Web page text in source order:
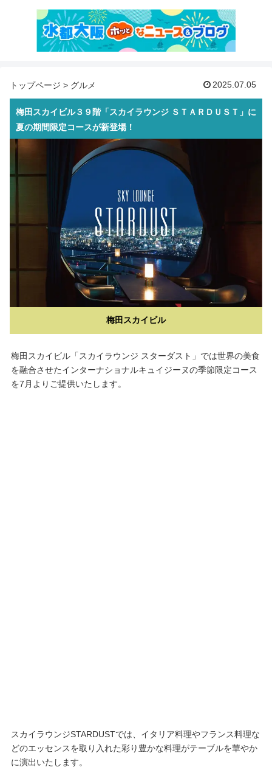
トップページ > グルメ 2025.07.05
梅田スカイビル３９階「スカイラウンジ ＳＴＡＲＤＵＳＴ」に
夏の期間限定コースが新登場！
梅田スカイビル
梅田スカイビル「スカイラウンジ スターダスト」では世界の美食
を融合させたインターナショナルキュイジーヌの季節限定コース
を7月よりご提供いたします。
スカイラウンジSTARDUSTでは、イタリア料理やフランス料理な
どのエッセンスを取り入れた彩り豊かな料理がテーブルを華やか
に演出いたします。